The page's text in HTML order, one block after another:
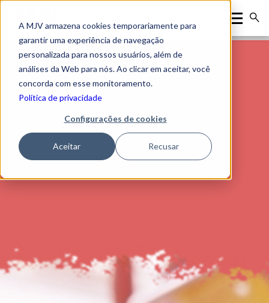
A MJV armazena cookies temporariamente para
garantir uma experiência de navegação
personalizada para nossos usuários, além de
análises da Web para nós. Ao clicar em aceitar, você
concorda com esse monitoramento.
Política de privacidade
Configurações de cookies
Aceitar Recusar